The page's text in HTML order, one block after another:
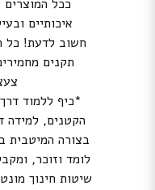
ככל
איכותיים
חשוב לדעת! כל
תקנים
*כיף ללמוד
הקטנים,
בצורה המיטבית
לומד וזוכר,
שיטות חינוך